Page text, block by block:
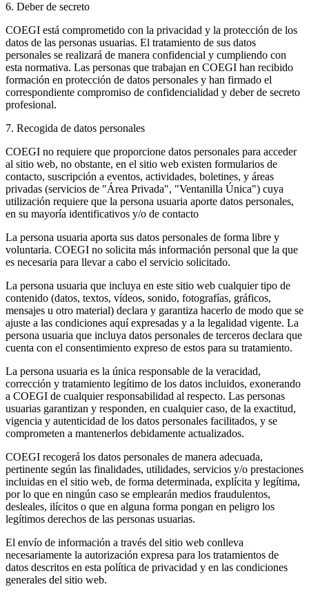
6. Deber de secreto
COEGI está comprometido con la privacidad y la protección de los
datos de las personas usuarias. El tratamiento de sus datos
personales se realizará de manera confidencial y cumpliendo con
esta normativa. Las personas que trabajan en COEGI han recibido
formación en protección de datos personales y han firmado el
correspondiente compromiso de confidencialidad y deber de secreto
profesional.
7. Recogida de datos personales
COEGI no requiere que proporcione datos personales para acceder
al sitio web, no obstante, en el sitio web existen formularios de
contacto, suscripción a eventos, actividades, boletines, y áreas
privadas (servicios de "Área Privada", "Ventanilla Única") cuya
utilización requiere que la persona usuaria aporte datos personales,
en su mayoría identificativos y/o de contacto
La persona usuaria aporta sus datos personales de forma libre y
voluntaria. COEGI no solicita más información personal que la que
es necesaria para llevar a cabo el servicio solicitado.
La persona usuaria que incluya en este sitio web cualquier tipo de
contenido (datos, textos, vídeos, sonido, fotografías, gráficos,
mensajes u otro material) declara y garantiza hacerlo de modo que se
ajuste a las condiciones aquí expresadas y a la legalidad vigente. La
persona usuaria que incluya datos personales de terceros declara que
cuenta con el consentimiento expreso de estos para su tratamiento.
La persona usuaria es la única responsable de la veracidad,
corrección y tratamiento legítimo de los datos incluidos, exonerando
a COEGI de cualquier responsabilidad al respecto. Las personas
usuarias garantizan y responden, en cualquier caso, de la exactitud,
vigencia y autenticidad de los datos personales facilitados, y se
comprometen a mantenerlos debidamente actualizados.
COEGI recogerá los datos personales de manera adecuada,
pertinente según las finalidades, utilidades, servicios y/o prestaciones
incluidas en el sitio web, de forma determinada, explícita y legítima,
por lo que en ningún caso se emplearán medios fraudulentos,
desleales, ilícitos o que en alguna forma pongan en peligro los
legítimos derechos de las personas usuarias.
El envío de información a través del sitio web conlleva
necesariamente la autorización expresa para los tratamientos de
datos descritos en esta política de privacidad y en las condiciones
generales del sitio web.